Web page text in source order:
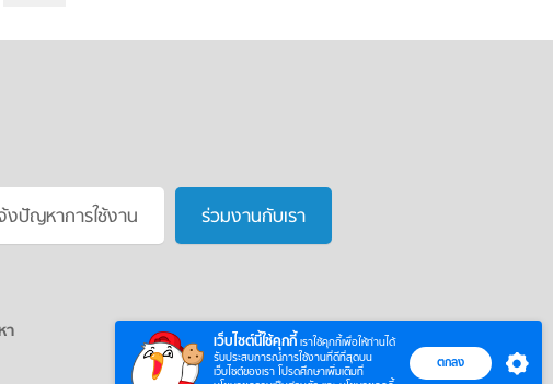
เว็บไซต์นี้ใช้คุกกี้ เราใช้คุกกี้เพื่อให้ท่านได้
รับประสบการณ์การใช้งานที่ดีที่สุดบน
เว็บไซต์ของเรา โปรดศึกษาเพิ่มเติมที่
ตกลง
จ้งปัญหาการใช้งาน ร่วมงานกับเรา
า